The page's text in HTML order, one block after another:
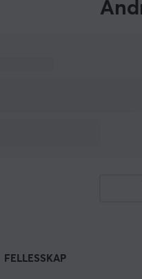
FELLESSKAP